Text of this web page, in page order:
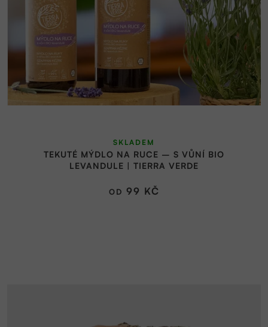
TEKUTÉ MÝDLO NA RUCE – S VŮNÍ BIO
LEVANDULE | TIERRA VERDE
SKLADEM
OD 99 KČ